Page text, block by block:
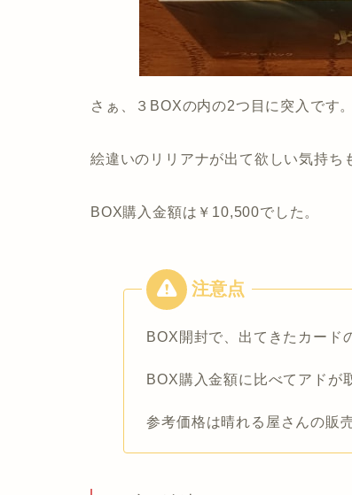
さぁ、３BOXの内の2つ目に突入です。
絵違いのリリアナが出て欲しい気持ち
BOX購入金額は￥10,500でした。
BOX開封で、出てきたカード
BOX購入金額に比べてアドが
参考価格は晴れる屋さんの販